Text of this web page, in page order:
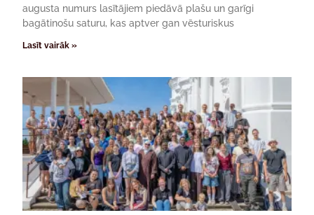
augusta numurs lasītājiem piedāvā plašu un garīgi
bagātinošu saturu, kas aptver gan vēsturiskus
Lasīt vairāk »